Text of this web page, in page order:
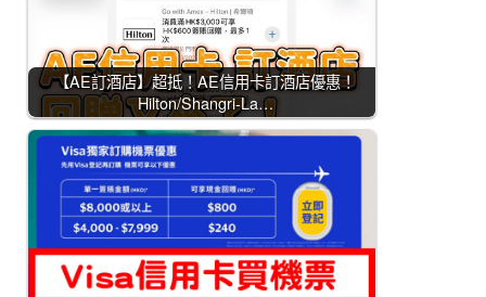
【AE訂酒店】超抵！AE信用卡訂酒店優惠！
Hilton/Shangri-La…